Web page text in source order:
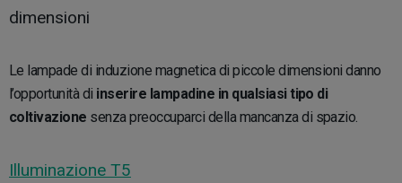
dimensioni
Le lampade di induzione magnetica di piccole dimensioni danno
l’opportunità di inserire lampadine in qualsiasi tipo di
coltivazione senza preoccuparci della mancanza di spazio.
Illuminazione T5